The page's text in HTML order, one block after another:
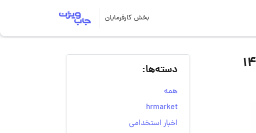
بخش کارفرمایان
دسته‌ها:
همه
hrmarket
اخبار استخدامی